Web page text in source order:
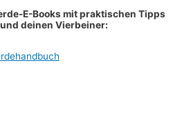
E-Books mit praktischen Tipps
deinen Vierbeiner: